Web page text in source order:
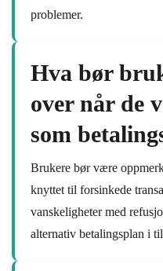
problemer.
Hva bør
over når de
som
Brukere bør være
knyttet til forsinkede
vanskeligheter med
alternativ betalingsplan i